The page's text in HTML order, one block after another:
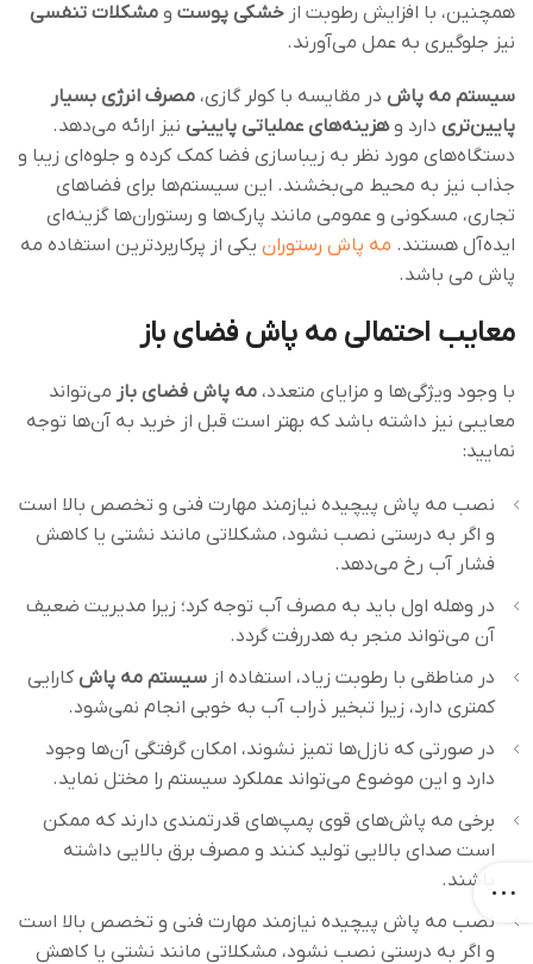
همچنین، با افزایش رطوبت از خشکی پوست و مشکلات تنفسی
نیز جلوگیری به عمل می‌آورند.
سیستم مه پاش در مقایسه با کولر گازی، مصرف انرژی بسیار
پایین‌تری دارد وهزینه‌های عملیاتی پایینی نیز ارائه می‌دهد.
دستگاه‌های مورد نظر به زیباسازی فضا کمک کرده و جلوه‌ای زیبا و
جذاب نیز به محیط می‌بخشند. این سیستم‌ها برای فضاهای
تجاری، مسکونی و عمومی مانند پارک‌ها و رستوران‌ها گزینه‌ای
ایده‌آل هستند. مه پاش رستوران یکی از پرکاربردترین استفاده مه
پاش می باشد.
معایب احتمالی مه‌ پاش فضای باز
با وجود ویژگی‌ها و مزایای متعدد، مه‌ پاش فضای باز می‌تواند
معایبی نیز داشته باشد که بهتر است قبل از خرید به آن‌ها توجه
نمایید:
نصب مه پاش‌ پیچیده نیازمند مهارت فنی و تخصص بالا است
و اگر به درستی نصب نشود، مشکلاتی مانند نشتی یا کاهش
فشار آب رخ می‌دهد.
در وهله اول باید به مصرف آب توجه کرد؛ زیرا مدیریت ضعیف
آن می‌تواند منجر به هدررفت گردد.
در مناطقی با رطوبت زیاد، استفاده از سیستم مه پاش کارایی
کمتری دارد، زیرا تبخیر ذراب آب به خوبی انجام نمی‌شود.
در صورتی که نازل‌ها تمیز نشوند، امکان گرفتگی آن‌ها وجود
دارد و این موضوع می‌تواند عملکرد سیستم را مختل نماید.
برخی مه پاش‌های قوی پمپ‌های قدرتمندی دارند که ممکن
است صدای بالایی تولید کنند و مصرف برق بالایی داشته
باشند.
نصب مه پاش‌ پیچیده نیازمند مهارت فنی و تخصص بالا است
و اگر به درستی نصب نشود، مشکلاتی مانند نشتی یا کاهش